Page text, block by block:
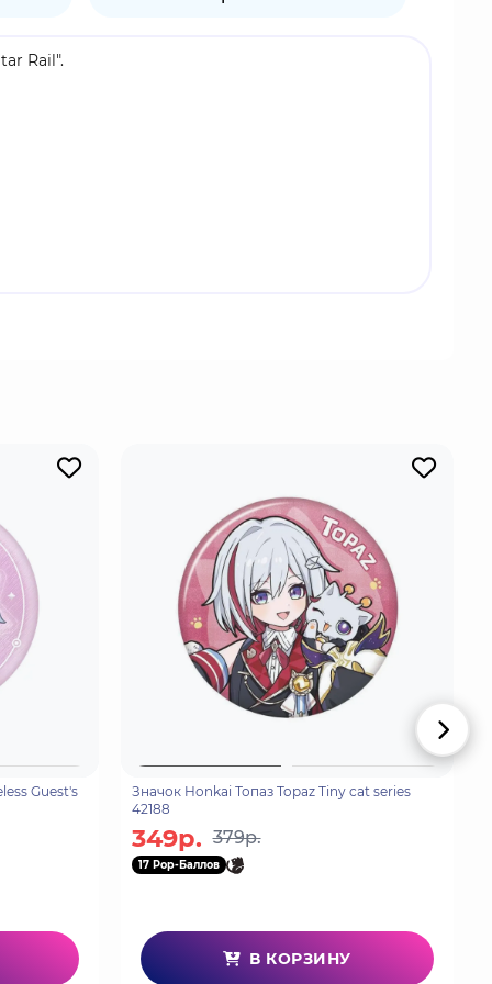
Rail".
от синдрома потери энтропии, вызванного
Guest's
Значок Honkai Топаз Topaz Tiny cat series
42188
349р. 379р.
17 Pop-Баллов
В КОРЗИНУ